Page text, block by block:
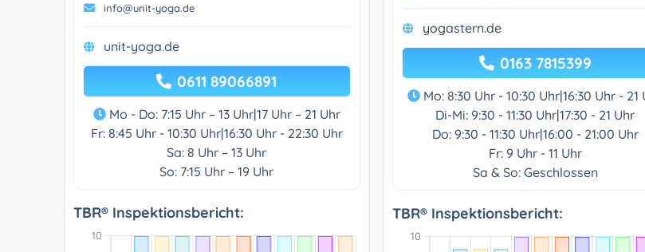
info@unit-yoga.de
unit-yoga.de
0611 89066891
Mo - Do: 7:15 Uhr – 13 Uhr|17 Uhr – 21 Uhr
Fr: 8:45 Uhr - 10:30 Uhr|16:30 Uhr - 22:30 Uhr
Sa: 8 Uhr – 13 Uhr
So: 7:15 Uhr – 19 Uhr
TBR® Inspektionsbericht:
yogastern.de
0163 7815399
Mo: 8:30 Uhr - 10:30 Uhr|16:30 Uhr - 21
Di-Mi: 9:30 - 11:30 Uhr|17:30 - 21 Uhr
Do: 9:30 - 11:30 Uhr|16:00 - 21:00 Uhr
Fr: 9 Uhr - 11 Uhr
Sa & So: Geschlossen
TBR® Inspektionsbericht: